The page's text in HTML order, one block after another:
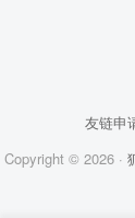
友链申
Copyright © 2026 ·